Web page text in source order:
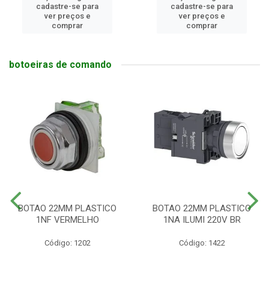
cadastre-se para
ver preços e
comprar
cadastre-se para
ver preços e
comprar
botoeiras de comando
BOTAO 22MM PLASTICO
1NF VERMELHO
Código: 1202
BOTAO 22MM PLASTICO
1NA ILUMI 220V BR
Código: 1422